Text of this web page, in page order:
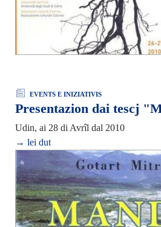
EVENTS E INIZIATIVIS
Presentazion dai tescj
Udin, ai 28 di Avrîl dal 2010
→ lei dut